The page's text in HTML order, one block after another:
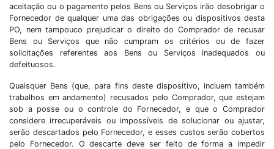
aceitação ou o pagamento pelos Bens ou Serviços irão desobrigar o
Fornecedor de qualquer uma das obrigações ou dispositivos desta
PO, nem tampouco prejudicar o direito do Comprador de recusar
Bens ou Serviços que não cumpram os critérios ou de fazer
solicitações referentes aos Bens ou Serviços inadequados ou
defeituosos.
Quaisquer Bens (que, para fins deste dispositivo, incluem também
trabalhos em andamento) recusados pelo Comprador, que estejam
sob a posse ou o controle do Fornecedor, e que o Comprador
considere irrecuperáveis ou impossíveis de solucionar ou ajustar,
serão descartados pelo Fornecedor, e esses custos serão cobertos
pelo Fornecedor. O descarte deve ser feito de forma a impedir